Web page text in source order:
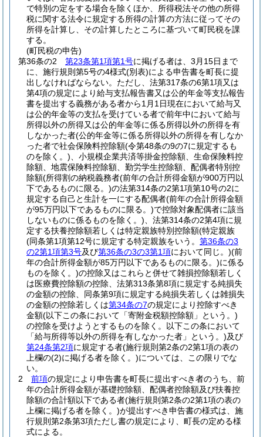
で特別の定をする場合を除くほか、所得税法その他の所得
税に関する法令に規定する所得の計算の方法に従ってその
所得を計算し、その計算したところに基づいて町民税を課
する。
(町民税の申告)
第36条の2
第23条第1項第1号に掲げる者は、3月15日まで
に、施行規則第5号の4様式(別表)による申告書を町長に提
出しなければならない。 ただし、法第317条の6第1項又は
第4項の規定により給与支払報告書又は公的年金等支払報告
書を提出する義務がある者から1月1日現在において給与又
は公的年金等の支払を受けている者で前年中において給与
所得以外の所得又は公的年金等に係る所得以外の所得を有
しなかった者(公的年金等に係る所得以外の所得を有しなか
った者で社会保険料控除額(令第48条の9の7に規定するも
のを除く。) 、小規模企業共済等掛金控除額、生命保険料控
除額、地震保険料控除額、勤労学生控除額、配偶者特別控
除額(所得割の納税義務者(前年の合計所得金額が900万円以
下であるものに限る。)の法第314条の2第1項第10号の2に
規定する自己と生計を一にする配偶者(前年の合計所得金額
が95万円以下であるものに限る。)で控除対象配偶者に該当
しないものに係るものを除く。) 、法第314条の2第4項に規
定する扶養控除額若しくは特定親族特別控除額(特定親族
(同条第1項第12号に規定する特定親族をいう。 第36条の3
の2第1項第3号及び第36条の3の3第1項において同じ。)(前
年の合計所得金額が85万円以下であるものに限る。)に係る
ものを除く。)の控除又はこれらと併せて雑損控除額若しく
は医療費控除額の控除、法第313条第8項に規定する純損失
の金額の控除、同条第9項に規定する純損失若しくは雑損失
の金額の控除若しくは第34条の7の規定により控除すべき
金額(以下この条において「寄附金税額控除額」という。)
の控除を受けようとするものを除く。以下この条において
「給与所得等以外の所得を有しなかった者」という。)及び
第24条第2項に規定する者(施行規則第2条の2第1項の表の
上欄の(2)に掲げる者を除く。)については、この限りでな
い。
2
前項の規定により申告書を町長に提出すべき者のうち、前
年の合計所得金額が基礎控除額、配偶者控除額及び扶養控
除額の合計額以下である者(施行規則第2条の2第1項の表の
上欄に掲げる者を除く。)が提出すべき申告書の様式は、施
行規則第2条第3項ただし書の規定により、町長の定める様
式による。